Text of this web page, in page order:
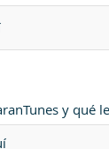
y qué